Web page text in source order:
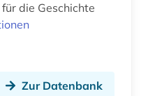
die Geschichte
Zur Datenbank